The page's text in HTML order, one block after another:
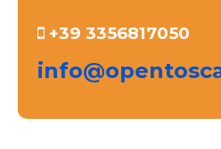
+39 3356817050